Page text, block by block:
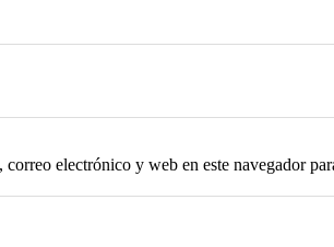
correo electrónico y web en este navegador